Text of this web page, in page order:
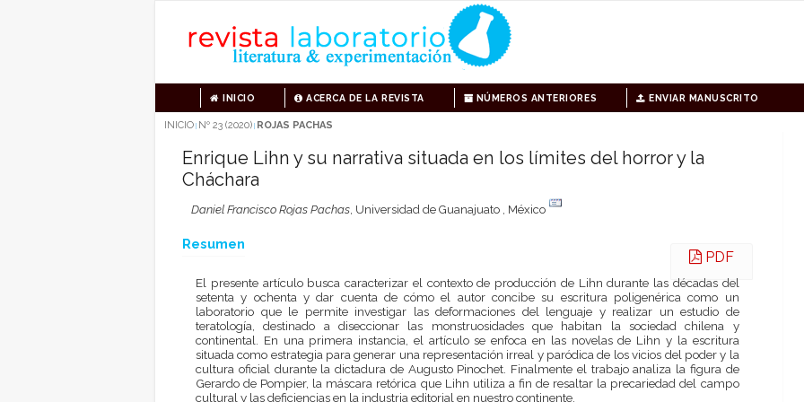
INICIO ACERCA DE LA REVISTA NÚMEROS ANTERIORES ENVIAR MANUSCRITO
INICIO | Nº 23 (2020) | ROJAS PACHAS
Enrique Lihn y su narrativa situada en los límites del horror y la
Cháchara
Daniel Francisco Rojas Pachas, Universidad de Guanajuato , México
Resumen
PDF
El presente artículo busca caracterizar el contexto de producción de Lihn durante las décadas del
setenta y ochenta y dar cuenta de cómo el autor concibe su escritura poligenérica como un
laboratorio que le permite investigar las deformaciones del lenguaje y realizar un estudio de
teratología, destinado a diseccionar las monstruosidades que habitan la sociedad chilena y
continental. En una primera instancia, el artículo se enfoca en las novelas de Lihn y la escritura
situada como estrategia para generar una representación irreal y paródica de los vicios del poder y la
cultura oficial durante la dictadura de Augusto Pinochet. Finalmente el trabajo analiza la figura de
Gerardo de Pompier, la máscara retórica que Lihn utiliza a fin de resaltar la precariedad del campo
cultural y las deficiencias en la industria editorial en nuestro continente.